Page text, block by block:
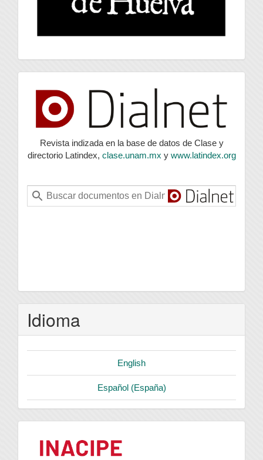
index
Revista indizada en la base de datos de Clase y
directorio Latindex, clase.unam.mx y www.latindex.org
Idioma
English
Español (España)
logo